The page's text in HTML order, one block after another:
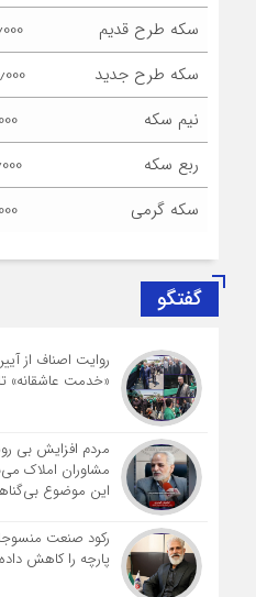
سکه طرح قدیم
سکه طرح جدید
نیم سکه
ربع سکه
سکه گرمی
گفتگو
روایت اصناف از
«خدمت عاشقانه»
مردم افزایش بی
مشاوران املاک
این موضوع
رکود صنعت
پارچه را کاهش